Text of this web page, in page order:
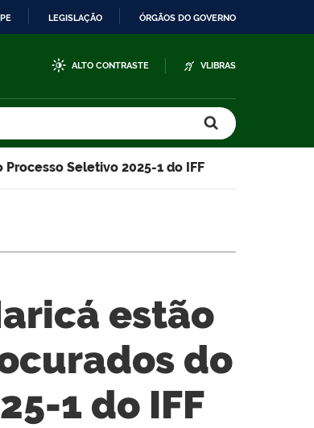
LEGISLAÇÃO ÓRGÃOS DO GOVERNO
ALTO CONTRASTE VLIBRAS
Seletivo 2025-1 do IFF
estão
do
1 do IFF